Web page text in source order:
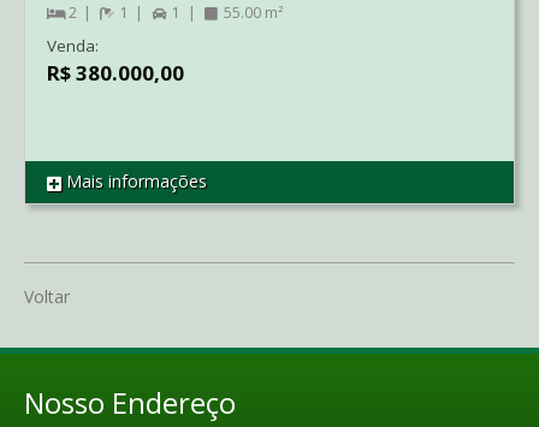
REF AP4265
2 1 1 55.00 m²
Venda:
R$ 380.000,00
Mais informações
Voltar
Nosso Endereço